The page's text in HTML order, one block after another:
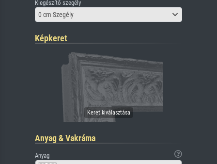
Kiegészítő szegély
0 cm Szegély
Képkeret
Anyag & Vakráma
Anyag